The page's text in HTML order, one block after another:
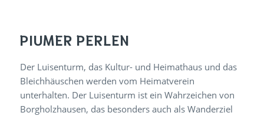
PIUMER PERLEN
Der Luisenturm, das Kultur- und Heimathaus und das
Bleichhäuschen werden vom Heimatverein
unterhalten. Der Luisenturm ist ein Wahrzeichen von
Borgholzhausen, das besonders auch als Wanderziel